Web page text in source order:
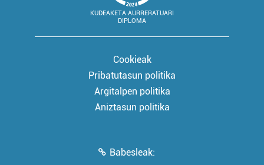
KUDEAKETA AURRERATUARI
DIPLOMA
Cookieak
Pribatutasun politika
Argitalpen politika
Aniztasun politika
Babesleak: